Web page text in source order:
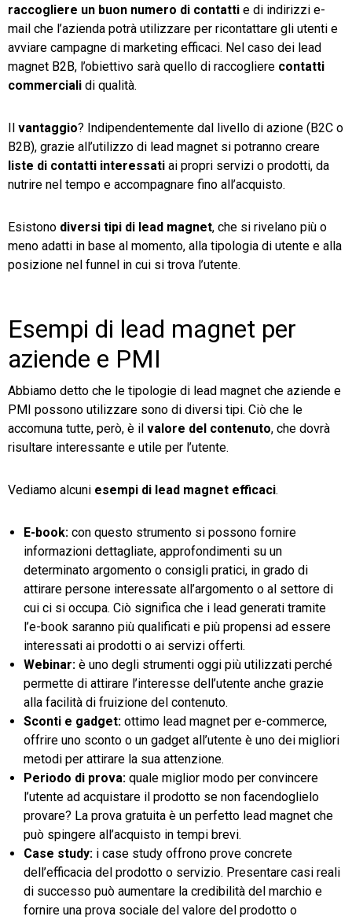
raccogliere un buon numero di contatti e di indirizzi e-
mail che l’azienda potrà utilizzare per ricontattare gli utenti e
avviare campagne di marketing efficaci. Nel caso dei lead
magnet B2B, l’obiettivo sarà quello di raccogliere contatti
commerciali di qualità.
vantaggio? Indipendentemente dal livello di azione (B2C o
B2B), grazie all’utilizzo di lead magnet si potranno creare
liste di contatti interessati ai propri servizi o prodotti, da
nutrire nel tempo e accompagnare fino all’acquisto.
Esistono diversi tipi di lead magnet, che si rivelano più o
meno adatti in base al momento, alla tipologia di utente e alla
posizione nel funnel in cui si trova l’utente.
Esempi di lead magnet per
aziende e PMI
Abbiamo detto che le tipologie di lead magnet che aziende e
PMI possono utilizzare sono di diversi tipi. Ciò che le
accomuna tutte, però, è il valore del contenuto, che dovrà
risultare interessante e utile per l’utente.
Vediamo alcuni esempi di lead magnet efficaci.
E-book: con questo strumento si possono fornire
informazioni dettagliate, approfondimenti su un
determinato argomento o consigli pratici, in grado di
attirare persone interessate all’argomento o al settore di
cui ci si occupa. Ciò significa che i lead generati tramite
l’e-book saranno più qualificati e più propensi ad essere
interessati ai prodotti o ai servizi offerti.
Webinar: è uno degli strumenti oggi più utilizzati perché
permette di attirare l’interesse dell’utente anche grazie
alla facilità di fruizione del contenuto.
Sconti e gadget: ottimo lead magnet per e-commerce,
offrire uno sconto o un gadget all’utente è uno dei migliori
metodi per attirare la sua attenzione.
Periodo di prova: quale miglior modo per convincere
l’utente ad acquistare il prodotto se non facendoglielo
provare? La prova gratuita è un perfetto lead magnet che
può spingere all’acquisto in tempi brevi.
Case study: i case study offrono prove concrete
dell’efficacia del prodotto o servizio. Presentare casi reali
di successo può aumentare la credibilità del marchio e
fornire una prova sociale del valore del prodotto o